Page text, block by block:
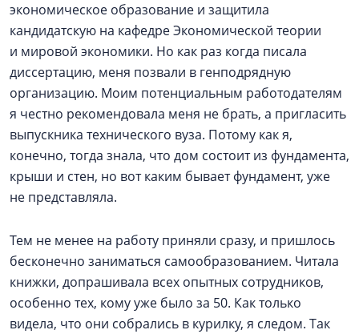
экономическое образование и защитила
кандидатскую на кафедре Экономической теории
и мировой экономики. Но как раз когда писала
диссертацию, меня позвали в генподрядную
организацию. Моим потенциальным работодателям
я честно рекомендовала меня не брать, а пригласить
выпускника технического вуза. Потому как я,
конечно, тогда знала, что дом состоит из фундамента,
крыши и стен, но вот каким бывает фундамент, уже
не представляла.
Тем не менее на работу приняли сразу, и пришлось
бесконечно заниматься самообразованием. Читала
книжки, допрашивала всех опытных сотрудников,
особенно тех, кому уже было за 50. Как только
видела, что они собрались в курилку, я следом. Так